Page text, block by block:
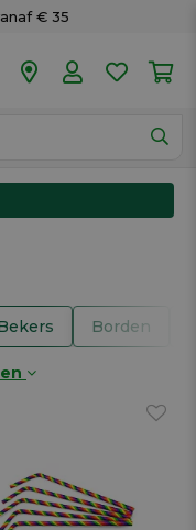
€ 35
Borden